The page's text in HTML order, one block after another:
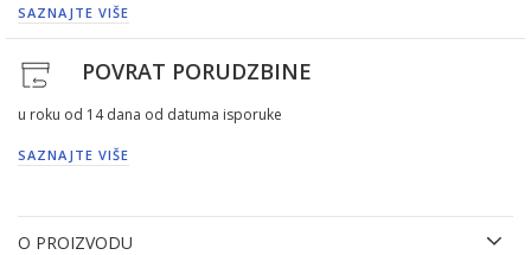
SAZNAJTE VIŠE
POVRAT PORUDZBINE
u roku od 14 dana od datuma isporuke
SAZNAJTE VIŠE
O PROIZVODU